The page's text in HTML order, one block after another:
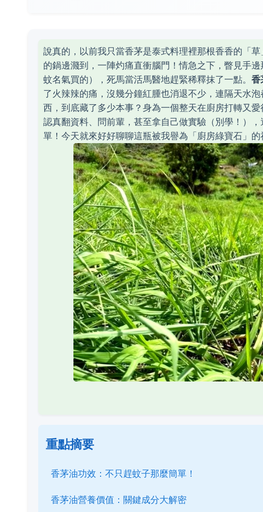
說真的，以前我只當香茅是泰式料理裡那根香香的「
的鍋邊濺到，一陣灼痛直衝腦門！情急之下，瞥見手邊
蚊名氣買的），死馬當活馬醫地趕緊稀釋抹了一點。 香
了火辣辣的痛，沒幾分鐘紅腫也消退不少，連隔天水
西，到底藏了多少本事？身為一個整天在廚房打轉又
認真翻資料、問前輩，甚至拿自己做實驗（別學！），
單！今天就來好好聊聊這瓶被我譽為「廚房綠寶石」的
重點摘要
香茅油功效：不只趕蚊子那麼簡單！
香茅油營養價值：關鍵成分大解密